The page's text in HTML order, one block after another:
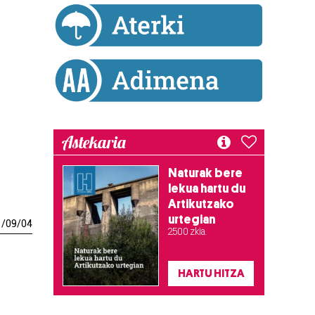
/09/04
Astekaria
Naturak bere
lekua hartu du
Artikutzako
urtegian
2.500 zkia.
HARTU HITZA